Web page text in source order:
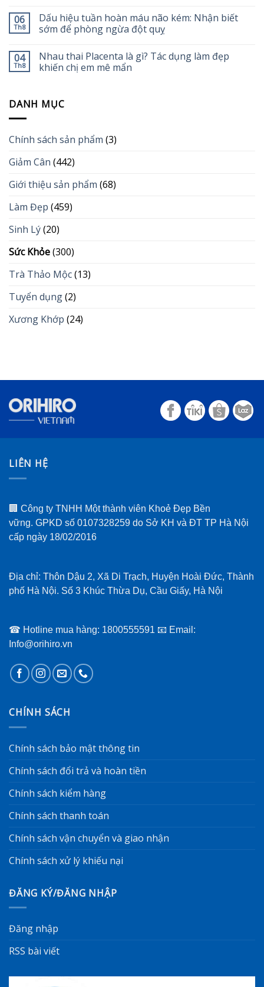
06
Th8
Dấu hiệu tuần hoàn máu não kém: Nhận biết
sớm để phòng ngừa đột quỵ
04
Th8
Nhau thai Placenta là gì? Tác dụng làm đẹp
khiến chị em mê mẩn
DANH MỤC
Chính sách sản phẩm (3)
Giảm Cân (442)
Giới thiệu sản phẩm (68)
Làm Đẹp (459)
Sinh Lý(20)
Sức Khỏe(300)
Trà Thảo Mộc(13)
Tuyển dụng(2)
Xương Khớp (24)
LIÊN HỆ
🏢 Công ty TNHH Một thành viên Khoẻ Đẹp Bền
vững. GPKD số 0107328259 do Sở KH và ĐT TP Hà Nội
cấp ngày 18/02/2016
Địa chỉ: Thôn Dậu 2, Xã Di Trạch, Huyện Hoài Đức, Thành
phố Hà Nội. Số 3 Khúc Thừa Dụ, Cầu Giấy, Hà Nội
☎ Hotline mua hàng: 1800555591 📧 Email:
Info@orihiro.vn
CHÍNH SÁCH
Chính sách bảo mật thông tin
Chính sách đổi trả và hoàn tiền
Chính sách kiểm hàng
Chính sách thanh toán
Chính sách vận chuyển và giao nhận
Chính sách xử lý khiếu nại
ĐĂNG KÝ/ĐĂNG NHẬP
Đăng nhập
RSS bài viết